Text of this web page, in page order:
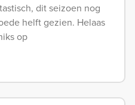
dit seizoen nog
helft gezien. Helaas
op